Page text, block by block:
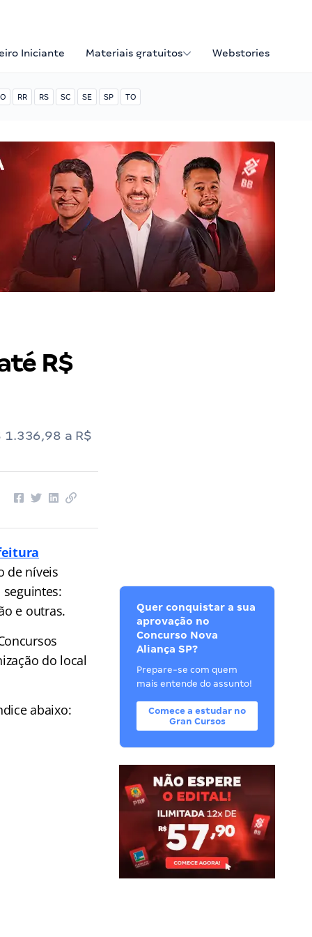
Iniciante Materiais gratuitos Webstories
RR RS SC SE SP TO
R$
a R$
de níveis
e outras.
do local
abaixo:
Quer conquistar a sua
aprovação no
Concurso Nova
Aliança SP?
Prepare-se com quem
mais entende do assunto!
Comece a estudar no
Gran Cursos